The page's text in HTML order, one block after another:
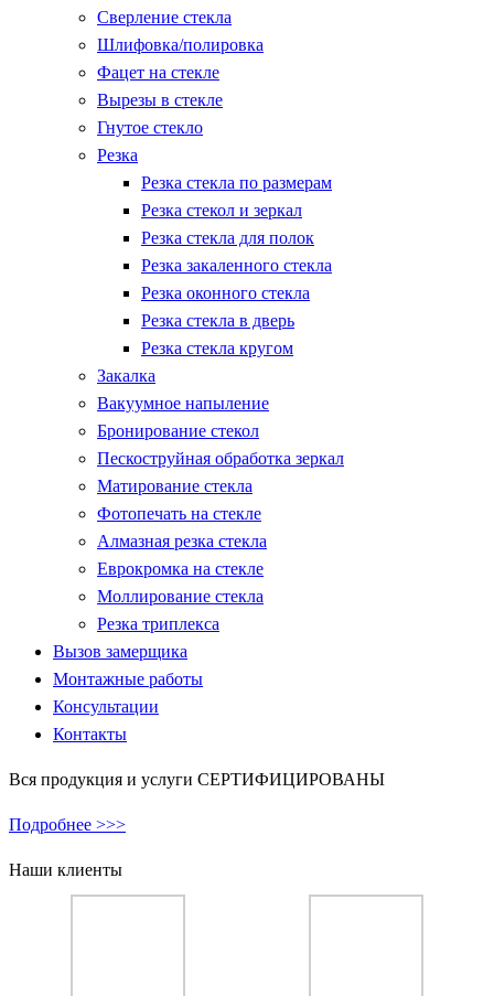
Сверление стекла
Шлифовка/полировка
Фацет на стекле
Вырезы в стекле
Гнутое стекло
Резка
Резка стекла по размерам
Резка стекол и зеркал
Резка стекла для полок
Резка закаленного стекла
Резка оконного стекла
Резка стекла в дверь
Резка стекла кругом
Закалка
Вакуумное напыление
Бронирование стекол
Пескоструйная обработка зеркал
Матирование стекла
Фотопечать на стекле
Алмазная резка стекла
Еврокромка на стекле
Моллирование стекла
Резка триплекса
Вызов замерщика
Монтажные работы
Консультации
Контакты
Вся продукция и услуги СЕРТИФИЦИРОВАНЫ
Подробнее >>>
Наши клиенты